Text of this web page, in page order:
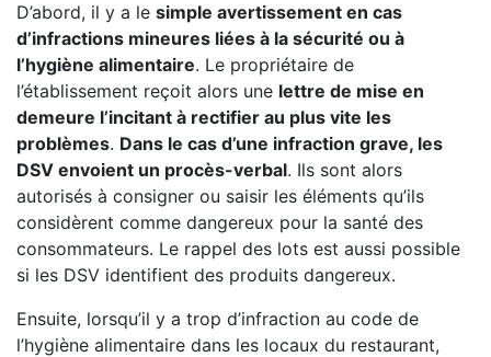
D’abord, il y a le simple avertissement en cas
d’infractions mineures liées à la sécurité ou à
l’hygiène alimentaire. Le propriétaire de
l’établissement reçoit alors une lettre de mise en
demeure l’incitant à rectifier au plus vite les
problèmes. Dans le cas d’une infraction grave, les
DSV envoient un procès-verbal. Ils sont alors
autorisés à consigner ou saisir les éléments qu’ils
considèrent comme dangereux pour la santé des
consommateurs. Le rappel des lots est aussi possible
si les DSV identifient des produits dangereux.
Ensuite, lorsqu’il y a trop d’infraction au code de
l’hygiène alimentaire dans les locaux du restaurant,